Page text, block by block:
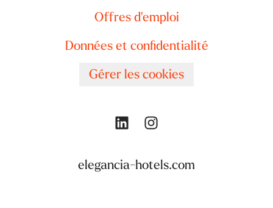
Offres d'emploi
Données et confidentialité
Gérer les cookies
elegancia-hotels.com